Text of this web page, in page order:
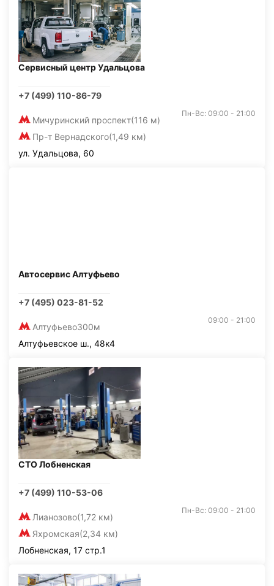
Сервисный центр Удальцова
+7 (499) 110-86-79
Мичуринский проспект(116 м)
Пр-т Вернадского(1,49 км)
Пн-Вс: 09:00 - 21:00
ул. Удальцова, 60
Автосервис Алтуфьево
+7 (495) 023-81-52
Алтуфьево300м
09:00 - 21:00
Алтуфьевское ш., 48к4
СТО Лобненская
+7 (499) 110-53-06
Лианозово(1,72 км)
Яхромская(2,34 км)
Пн-Вс: 09:00 - 21:00
Лобненская, 17 стр.1